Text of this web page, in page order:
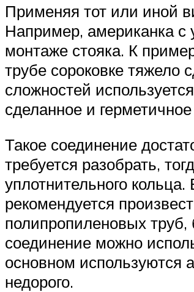
Применяя тот или иной
Например, американка с
монтаже стояка. К
трубе сороковке тяжело
сложностей
сделанное и
Такое соединение
требуется разобрать,
уплотнительного
рекомендуется
полипропиленовых
соединение можно
основном используются
недорого.